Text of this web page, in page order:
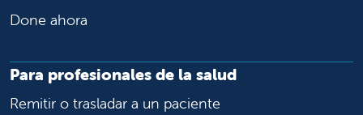
Done ahora
Para profesionales de la salud
Remitir o trasladar a un paciente